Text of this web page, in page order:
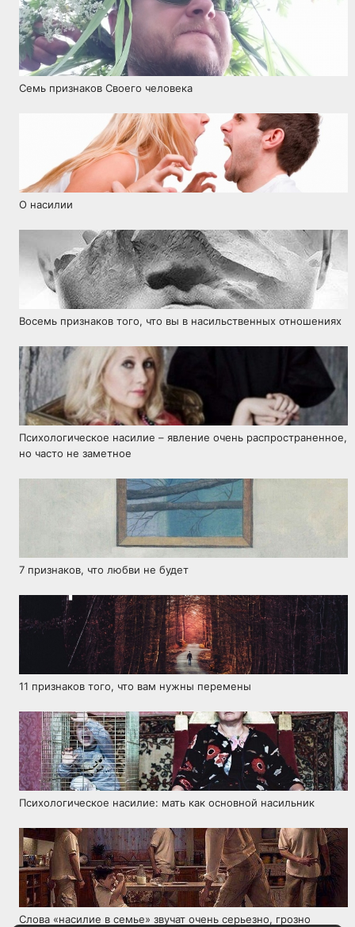
Семь признаков Своего человека
О насилии
Восемь признаков того, что вы в насильственных отношениях
Психологическое насилие – явление очень распространенное,
но часто не заметное
7 признаков, что любви не будет
11 признаков того, что вам нужны перемены
Психологическое насилие: мать как основной насильник
Слова «насилие в семье» звучат очень серьезно, грозно